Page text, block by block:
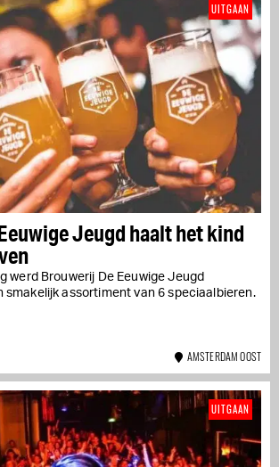
Jeugd haalt het kind
werd Brouwerij De Eeuwige Jeugd
smakelijk assortiment van 6 speciaalbieren.
UITGAAN
AMSTERDAM OOST
UITGAAN